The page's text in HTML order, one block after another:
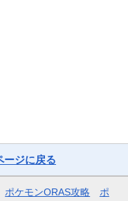
ージに戻る
ポケモンORAS攻略
ポ